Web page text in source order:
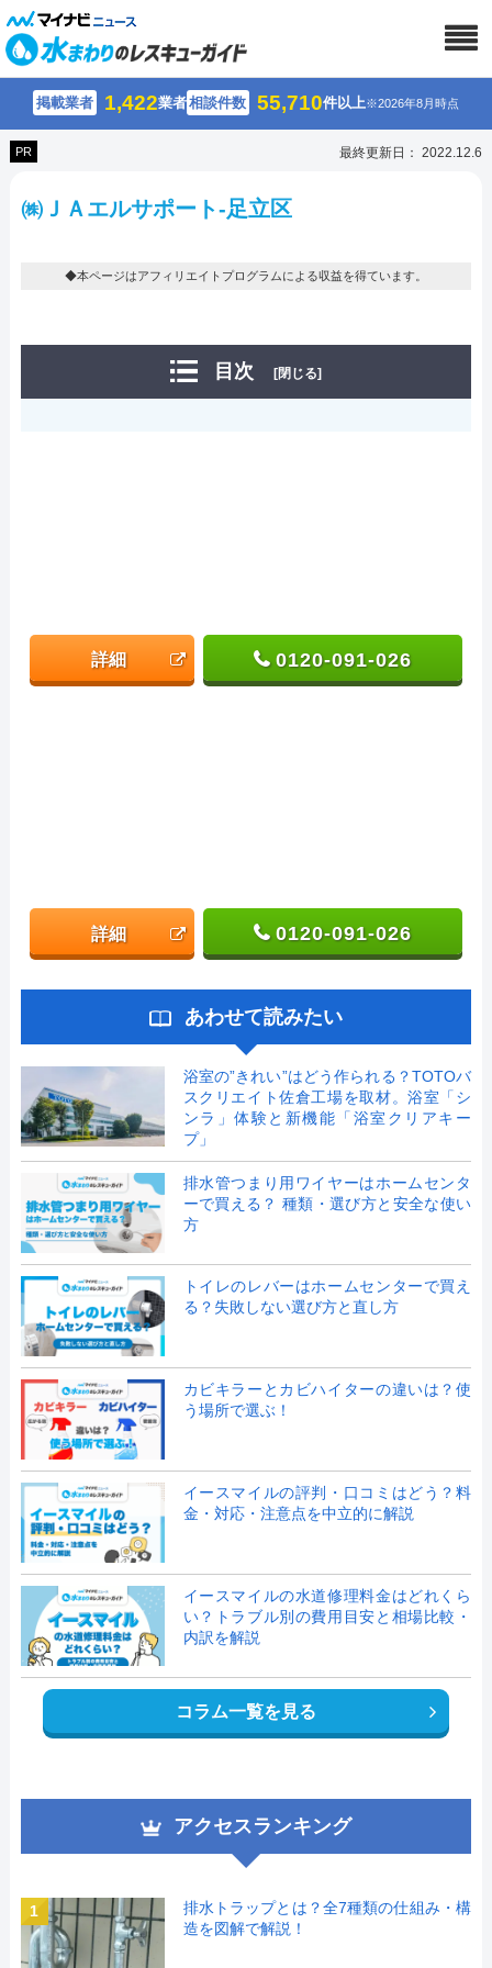
掲載業者 1,422業者相談件数 55,710件以上※2026年8月時点
PR 最終更新日： 2022.12.6
㈱ＪＡエルサポート-足立区
◆本ページはアフィリエイトプログラムによる収益を得ています。
目次 [閉じる]
詳細 0120-091-026
詳細 0120-091-026
あわせて読みたい
浴室の”きれい”はどう作られる？TOTOバ
スクリエイト佐倉工場を取材。浴室「シ
ンラ」体験と新機能「浴室クリアキー
プ」
排水管つまり用ワイヤーはホームセンタ
ーで買える？ 種類・選び方と安全な使い
方
トイレのレバーはホームセンターで買え
る？失敗しない選び方と直し方
カビキラーとカビハイターの違いは？使
う場所で選ぶ！
イースマイルの評判・口コミはどう？料
金・対応・注意点を中立的に解説
イースマイルの水道修理料金はどれくら
い？トラブル別の費用目安と相場比較・
内訳を解説
コラム一覧を見る
アクセスランキング
1
排水トラップとは？全7種類の仕組み・構
造を図解で解説！